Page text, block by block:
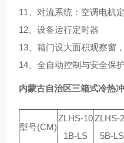
11、对流系统：空调电机
12、设备运行定时器
13、箱门设大面积观察窗
14、全自动控制与安全保
内蒙古自治区三箱式冷热
型号(CM)
ZLHS-10
1B-LS
ZLHS-
5B-LS